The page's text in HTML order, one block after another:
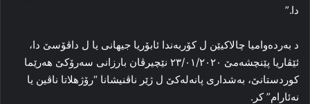
دا.”
د به‌رده‌وامیا چالاکیێن ل کۆربه‌ندا ئابۆریا جیهانی یا ل داڤۆسێ دا،
ئێڤاریا پێنچشه‌مێ ۲۳/۰۱/۲۰۲۰ نێچیرڤان بارزانی سه‌رۆکێ هه‌رێما
کوردستانێ، به‌شداری پانەلەكێ ل ژێر ناڤنیشانا “رۆژهلاتا ناڤین یا
نه‌ئارام” کر.